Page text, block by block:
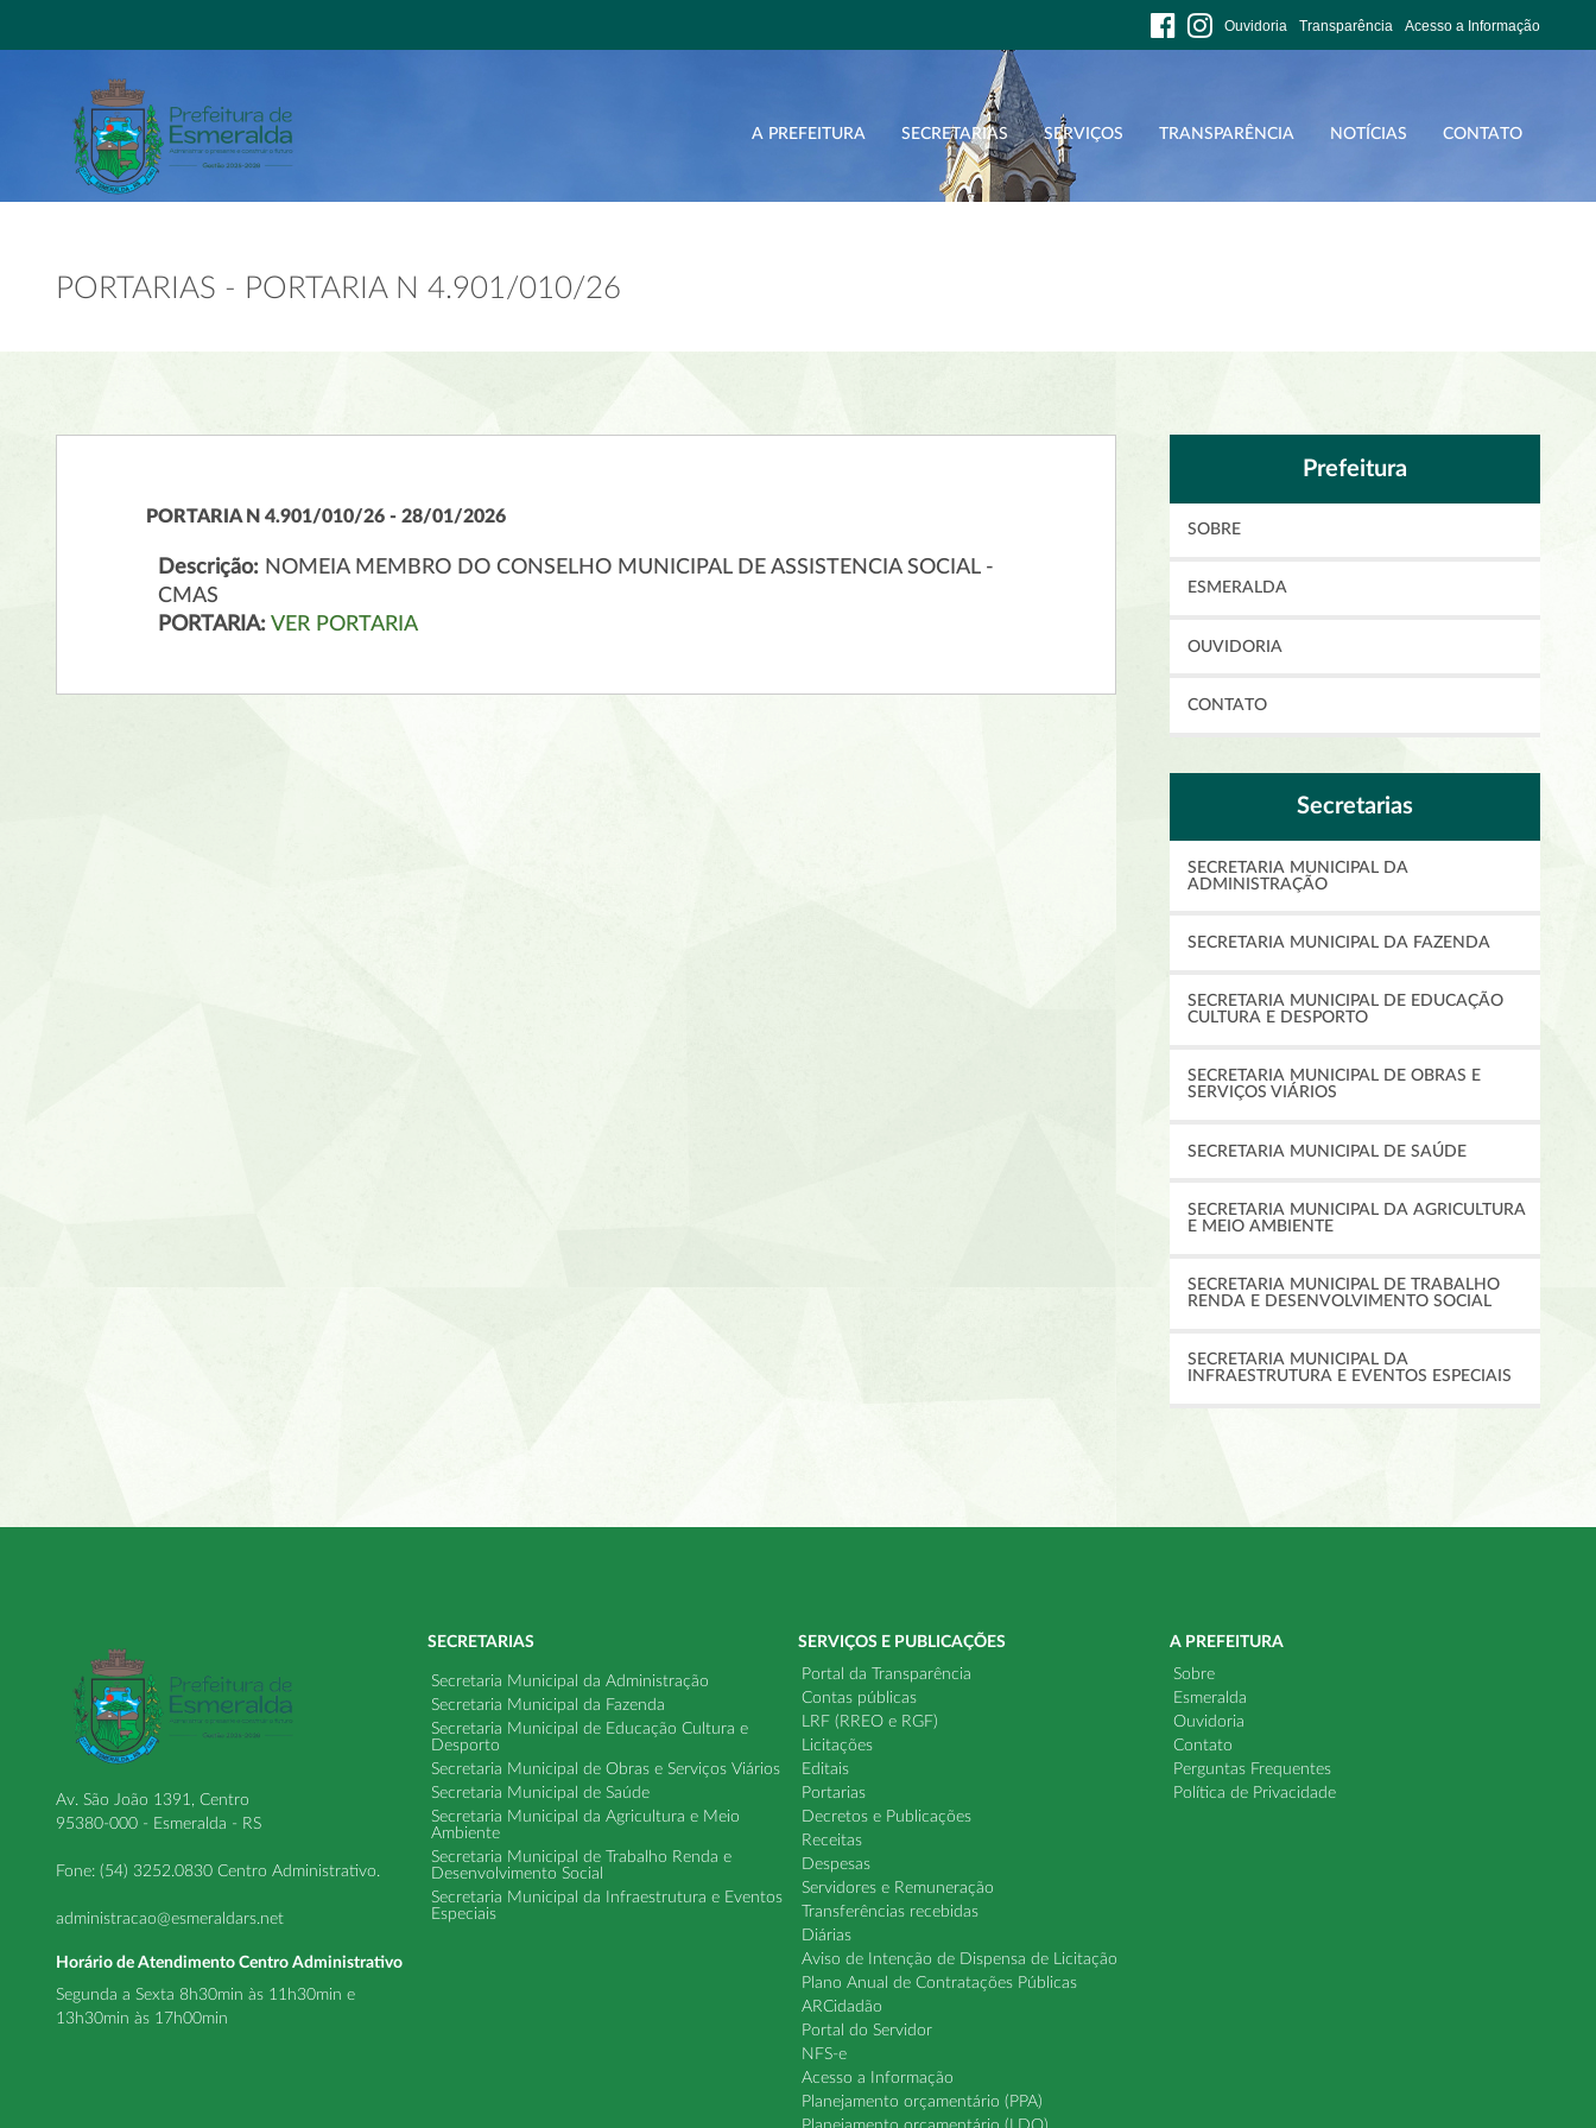
Ouvidoria Transparência Acesso a Informação
A PREFEITURA SECRETARIAS SERVIÇOS TRANSPARÊNCIA NOTÍCIAS CONTATO
PORTARIAS - PORTARIA N 4.901/010/26
PORTARIA N 4.901/010/26 - 28/01/2026
Descrição:NOMEIA MEMBRO DO CONSELHO MUNICIPAL DE ASSISTENCIA SOCIAL -
CMAS
PORTARIA: VER PORTARIA
Prefeitura
SOBRE
ESMERALDA
OUVIDORIA
CONTATO
Secretarias
SECRETARIA MUNICIPAL DA
ADMINISTRAÇÃO
SECRETARIA MUNICIPAL DA FAZENDA
SECRETARIA MUNICIPAL DE EDUCAÇÃO
CULTURA E DESPORTO
SECRETARIA MUNICIPAL DE OBRAS E
SERVIÇOS VIÁRIOS
SECRETARIA MUNICIPAL DE SAÚDE
SECRETARIA MUNICIPAL DA AGRICULTURA
E MEIO AMBIENTE
SECRETARIA MUNICIPAL DE TRABALHO
RENDA E DESENVOLVIMENTO SOCIAL
SECRETARIA MUNICIPAL DA
INFRAESTRUTURA E EVENTOS ESPECIAIS
Av. São João 1391, Centro
95380-000 - Esmeralda - RS
Fone: (54) 3252.0830 Centro Administrativo.
administracao@esmeraldars.net
Horário de Atendimento Centro Administrativo
Segunda a Sexta 8h30min às 11h30min e
13h30min às 17h00min
SECRETARIAS
Secretaria Municipal da Administração
Secretaria Municipal da Fazenda
Secretaria Municipal de Educação Cultura e
Desporto
Secretaria Municipal de Obras e Serviços Viários
Secretaria Municipal de Saúde
Secretaria Municipal da Agricultura e Meio
Ambiente
Secretaria Municipal de Trabalho Renda e
Desenvolvimento Social
Secretaria Municipal da Infraestrutura e Eventos
Especiais
SERVIÇOS E PUBLICAÇÕES
Portal da Transparência
Contas públicas
LRF (RREO e RGF)
Licitações
Editais
Portarias
Decretos e Publicações
Receitas
Despesas
Servidores e Remuneração
Transferências recebidas
Diárias
Aviso de Intenção de Dispensa de Licitação
Plano Anual de Contratações Públicas
ARCidadão
Portal do Servidor
NFS-e
Acesso a Informação
Planejamento orçamentário (PPA)
A PREFEITURA
Sobre
Esmeralda
Ouvidoria
Contato
Perguntas Frequentes
Política de Privacidade